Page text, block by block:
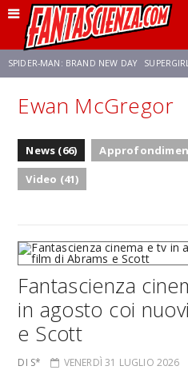
SPIDER-MAN: BRAND NEW DAY
FRANCO RICCIARDIELLO ZENDAYA STAR
NETFLIX SADIE SINK
Ewan McGregor
News (66)
Video (41)
Fantascienza
in agosto coi
e Scott
DI S* VENERDÌ 31 LUGLIO 2026